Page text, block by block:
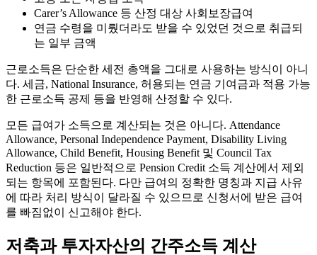
Carer’s Allowance 등 산정 대상 사회보장급여
연금 수령을 미뤘더라도 받을 수 있었던 것으로 취급되
는 일부 금액
근로소득은 단순한 세전 총액을 그대로 사용하는 방식이 아니
다. 세금, National Insurance, 허용되는 연금 기여금과 적용 가능
한 근로소득 공제 등을 반영해 산정할 수 있다.
모든 급여가 소득으로 계산되는 것은 아니다. Attendance
Allowance, Personal Independence Payment, Disability Living
Allowance, Child Benefit, Housing Benefit 및 Council Tax
Reduction 등은 일반적으로 Pension Credit 소득 계산에서 제외
되는 항목에 포함된다. 다만 급여의 정확한 명칭과 지급 사유
에 따라 처리 방식이 달라질 수 있으므로 신청서에 받은 급여
를 빠짐없이 신고해야 한다.
저축과 투자자산의 간주소득 계산